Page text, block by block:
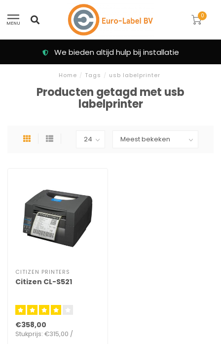
MENU
0
We bieden altijd hulp bij installatie
Home / Tags / usb labelprinter
Producten getagd met usb
labelprinter
CITIZEN PRINTERS
Citizen CL-S521
€358,00
Stukprijs: €315,00 /